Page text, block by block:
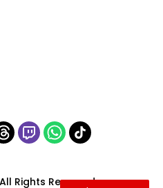
Rights Reserved